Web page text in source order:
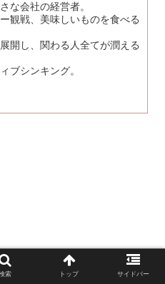
な会社の経営者。
観戦、美味しいものを食べる
開し、関わる人全てが潤える
ブシンキング。
索 トップ サイドバー